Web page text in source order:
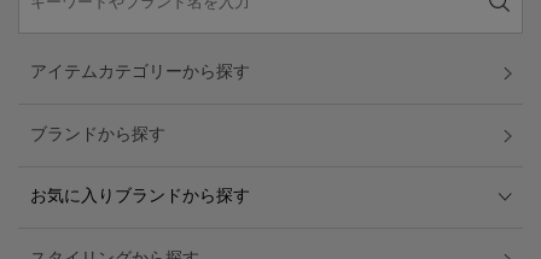
アイテムカテゴリーから探す
ブランドから探す
お気に入りブランドから探す